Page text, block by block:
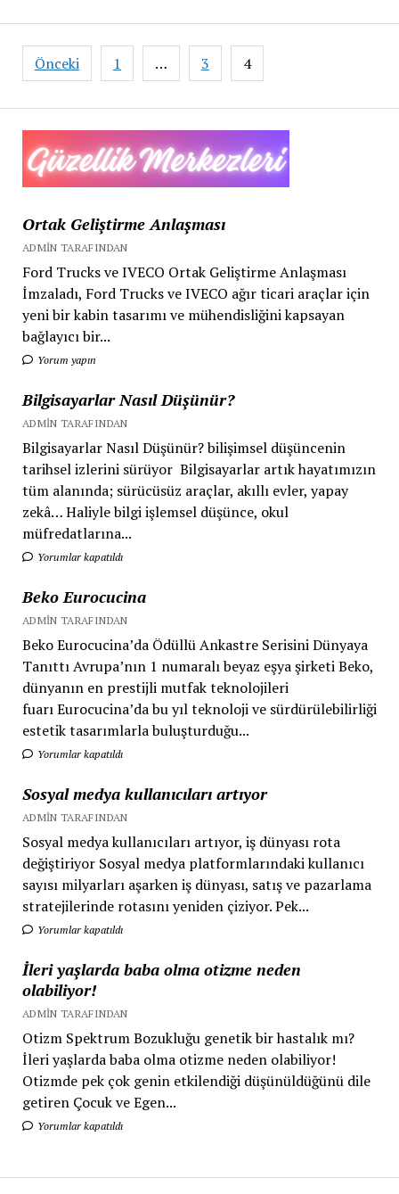
Ortak Geliştirme Anlaşması
ADMIN TARAFINDAN
Ford Trucks ve IVECO Ortak Geliştirme Anlaşması
İmzaladı, Ford Trucks ve IVECO ağır ticari araçlar için
yeni bir kabin tasarımı ve mühendisliğini kapsayan
bağlayıcı bir...
Yorum yapın
Bilgisayarlar Nasıl Düşünür?
ADMIN TARAFINDAN
Bilgisayarlar Nasıl Düşünür? bilişimsel düşüncenin
tarihsel izlerini sürüyor Bilgisayarlar artık hayatımızın
tüm alanında; sürücüsüz araçlar, akıllı evler, yapay
zekâ… Haliyle bilgi işlemsel düşünce, okul
müfredatlarına...
Yorumlar kapatıldı
Beko Eurocucina
ADMIN TARAFINDAN
Beko Eurocucina’da Ödüllü Ankastre Serisini Dünyaya
Tanıttı Avrupa’nın 1 numaralı beyaz eşya şirketi Beko,
dünyanın en prestijli mutfak teknolojileri
fuarı Eurocucina’da bu yıl teknoloji ve sürdürülebilirliği
estetik tasarımlarla buluşturduğu...
Yorumlar kapatıldı
Sosyal medya kullanıcıları artıyor
ADMIN TARAFINDAN
Sosyal medya kullanıcıları artıyor, iş dünyası rota
değiştiriyor Sosyal medya platformlarındaki kullanıcı
sayısı milyarları aşarken iş dünyası, satış ve pazarlama
stratejilerinde rotasını yeniden çiziyor. Pek...
Yorumlar kapatıldı
İleri yaşlarda baba olma otizme neden
olabiliyor!
ADMIN TARAFINDAN
Otizm Spektrum Bozukluğu genetik bir hastalık mı?
İleri yaşlarda baba olma otizme neden olabiliyor!
Otizmde pek çok genin etkilendiği düşünüldüğünü dile
getiren Çocuk ve Egen...
Yorumlar kapatıldı
yıldızı:
EÜ
Çeşme
Fakültesi
Yazı
sayfalaması
Önceki 1 … 3 4